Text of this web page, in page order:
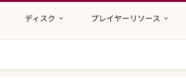
ディスク プレイヤーリソース